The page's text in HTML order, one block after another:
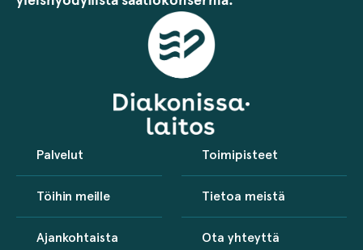
Palvelut Toimipisteet
Töihin meille Tietoa meistä
Ajankohtaista Ota yhteyttä